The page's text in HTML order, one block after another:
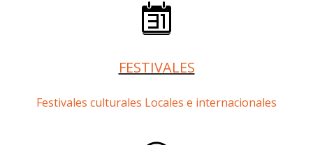
FESTIVALES
Festivales culturales Locales e internacionales